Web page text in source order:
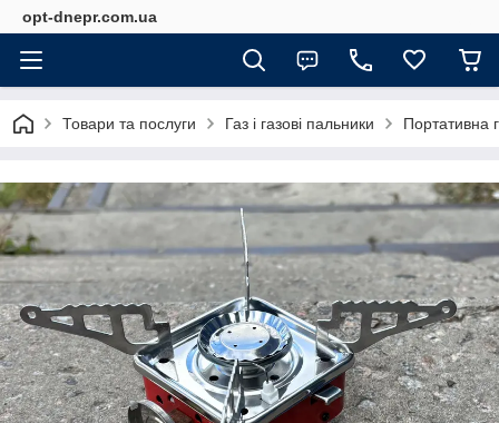
opt-dnepr.com.ua
Товари та послуги Газ і газові пальники Портативна